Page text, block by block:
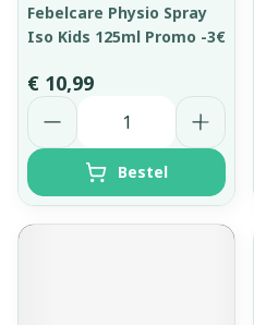
Febelcare Physio Spray
Iso Kids 125ml Promo -3€
€ 10,99
Aantal
Bestel